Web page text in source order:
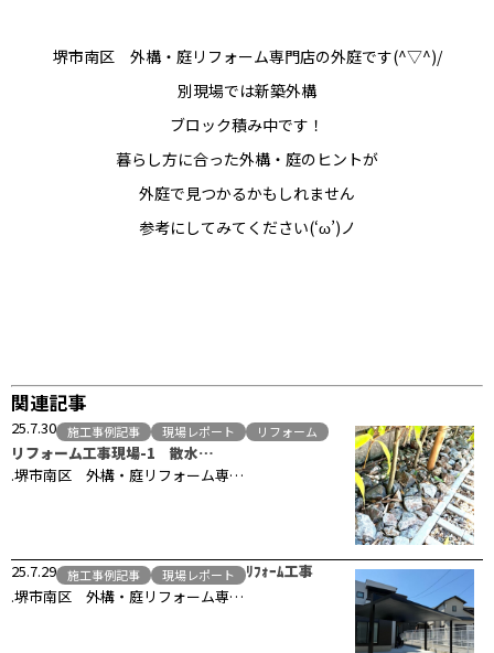
堺市南区 外構・庭リフォーム専門店の外庭です(^▽^)/
別現場では新築外構
ブロック積み中です！
暮らし方に合った外構・庭のヒントが
外庭で見つかるかもしれません
参考にしてみてください(‘ω’)ノ
関連記事
25.7.30 施工事例記事 現場レポート リフォーム
リフォーム工事現場-1 散水…
.堺市南区 外構・庭リフォーム専…
25.7.29 施工事例記事 現場レポート
ﾘﾌｫｰﾑ工事
.堺市南区 外構・庭リフォーム専…